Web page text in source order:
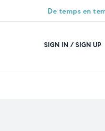
en temps, une surprise
SIGN IN / SIGN UP